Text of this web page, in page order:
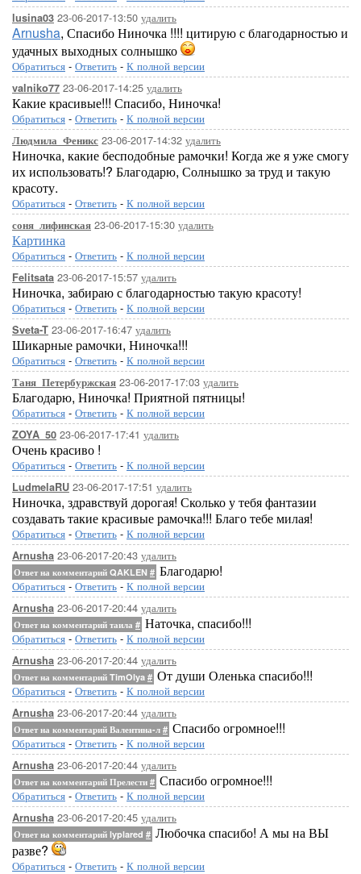
lusina03 23-06-2017-13:50 удалить
Arnusha, Спасибо Ниночка !!!! цитирую с благодарностью и
удачных выходных солнышко
Обратиться - Ответить - К полной версии
valniko77 23-06-2017-14:25 удалить
Какие красивые!!! Спасибо, Ниночка!
Обратиться - Ответить - К полной версии
Людмила_Феникс 23-06-2017-14:32 удалить
Ниночка, какие бесподобные рамочки! Когда же я уже смогу
их использовать!? Благодарю, Солнышко за труд и такую
красоту.
Обратиться - Ответить - К полной версии
соня_лифинская 23-06-2017-15:30 удалить
Картинка
Обратиться - Ответить - К полной версии
Felitsata 23-06-2017-15:57 удалить
Ниночка, забираю с благодарностью такую красоту!
Обратиться - Ответить - К полной версии
Sveta-T 23-06-2017-16:47 удалить
Шикарные рамочки, Ниночка!!!
Обратиться - Ответить - К полной версии
Таня_Петербуржская 23-06-2017-17:03 удалить
Благодарю, Ниночка! Приятной пятницы!
Обратиться - Ответить - К полной версии
ZOYA_50 23-06-2017-17:41 удалить
Очень красиво !
Обратиться - Ответить - К полной версии
LudmelaRU 23-06-2017-17:51 удалить
Ниночка, здравствуй дорогая! Сколько у тебя фантазии
создавать такие красивые рамочка!!! Благо тебе милая!
Обратиться - Ответить - К полной версии
Arnusha 23-06-2017-20:43 удалить
Ответ на комментарий QAKLEN # Благодарю!
Обратиться - Ответить - К полной версии
Arnusha 23-06-2017-20:44 удалить
Ответ на комментарий таила # Наточка, спасибо!!!
Обратиться - Ответить - К полной версии
Arnusha 23-06-2017-20:44 удалить
Ответ на комментарий TimOlya # От души Оленька спасибо!!!
Обратиться - Ответить - К полной версии
Arnusha 23-06-2017-20:44 удалить
Ответ на комментарий Валентина-л # Спасибо огромное!!!
Обратиться - Ответить - К полной версии
Arnusha 23-06-2017-20:44 удалить
Ответ на комментарий Прелести # Спасибо огромное!!!
Обратиться - Ответить - К полной версии
Arnusha 23-06-2017-20:45 удалить
Ответ на комментарий lyplared # Любочка спасибо! А мы на ВЫ
разве?
Обратиться - Ответить - К полной версии